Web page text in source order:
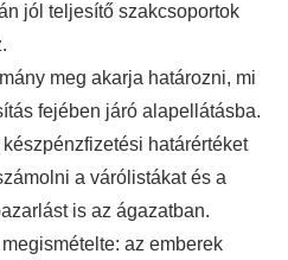
jól teljesítő szakcsoportok
meg akarja határozni, mi
fejében járó alapellátásba.
határértéket
a várólistákat és a
is az ágazatban.
az emberek